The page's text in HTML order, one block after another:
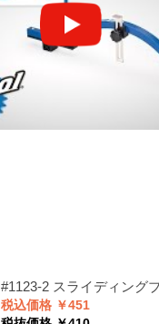
#1123-2 スライディング
税込価格 ￥451